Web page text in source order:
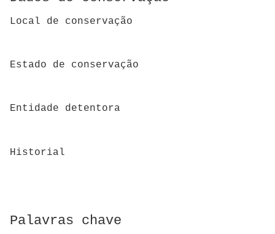
Local de conservação
Estado de conservação
Entidade detentora
Historial
Palavras chave